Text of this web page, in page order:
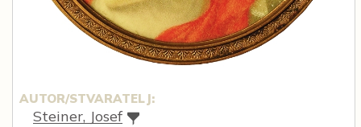
AUTOR/STVARATELJ:
Steiner, Josef